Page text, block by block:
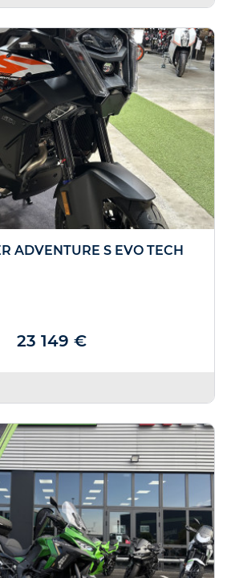
ADVENTURE S EVO TECH
23 149 €